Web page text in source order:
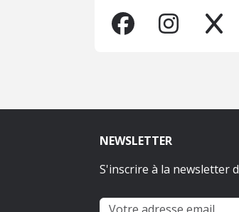
NEWSLETTER
S'inscrire à la newsletter